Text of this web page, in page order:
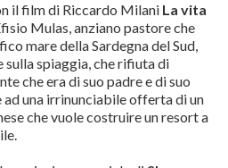
il film di Riccardo Milani La vita
Mulas, anziano pastore che
mare della Sardegna del Sud,
sulla spiaggia, che rifiuta di
che era di suo padre e di suo
una irrinunciabile offerta di un
che vuole costruire un resort a